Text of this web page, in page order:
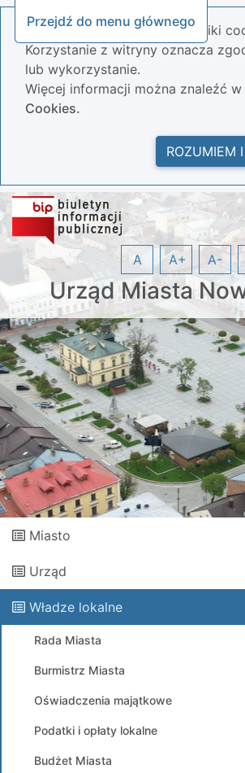
Przejdź do menu głównego
Nasza strona wykorzystuje pliki
Korzystanie z witryny oznacza
lub wykorzystanie.
Więcej informacji można znaleźć w
Cookies.
ROZUMIEM
Urząd Miasta
A A+ A-
Miasto
Urząd
Władze lokalne
Rada Miasta
Burmistrz Miasta
Oświadczenia majątkowe
Podatki i opłaty lokalne
Budżet Miasta